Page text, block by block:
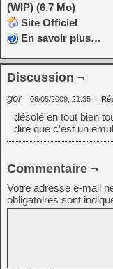
(WIP) (6.7 Mo)
Site Officiel
En savoir plus…
Discussion ¬
gor 06/05/2009, 21:35 |
désolé en tout bien
dire que c’est un
Commentaire ¬
Votre adresse e-mail
obligatoires sont